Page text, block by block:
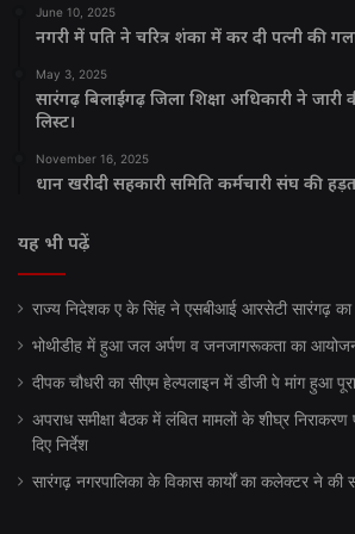
June 10, 2025
नगरी में पति ने चरित्र शंका में कर दी पत्नी की
May 3, 2025
सारंगढ़ बिलाईगढ़ जिला शिक्षा अधिकारी ने
लिस्ट।
November 16, 2025
धान खरीदी सहकारी समिति कर्मचारी संघ की
यह भी पढ़ें
राज्य निदेशक ए के सिंह ने एसबीआई आरसेटी सारंगढ़ का
भोथीडीह में हुआ जल अर्पण व जनजागरूकता का
दीपक चौधरी का सीएम हेल्पलाइन में डीजी पे मांग हुआ पूरा
अपराध समीक्षा बैठक में लंबित मामलों के शीघ्र निराकरण
दिए निर्देश
सारंगढ़ नगरपालिका के विकास कार्यों का कलेक्टर ने की